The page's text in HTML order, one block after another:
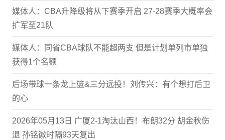
媒体人：CBA升降级将从下赛季开启 27-28赛季大概率会
扩军至21队
媒体人：同省CBA球队不能超两支 但是计划单列市单独
获得1个名额
后场带球一条龙上篮&三分远投！刘传兴：有个想打后卫
的心
2026年05月13日 广厦2-1淘汰山西！布朗32分 胡金秋伤
退 孙铭徽时隔93天复出